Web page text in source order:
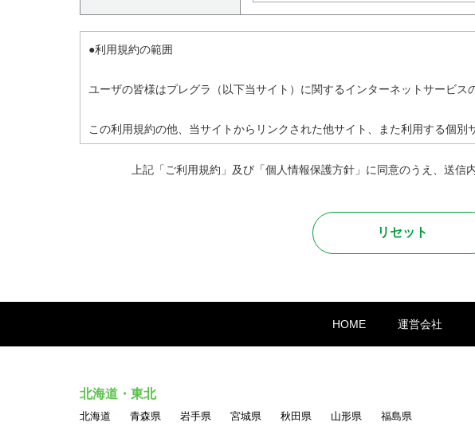
●利用規約の範囲
ユーザの皆様はプレグラ（以下当サイト）に関するインターネットサービ
この利用規約の他、当サイトからリンクされた他サイト、また利用する個
本サービス利用に関しまして、全てのユーザが法令に則って安全且つ快適
・サイト運営またはネットワーク・システムを妨害する行為
・他人の名誉、信用、プライバシー権、パブリシティ権、著作権、その他の
・民族・人種・性別・年齢等による差別につながる表現の掲載
上記「ご利用規約」及び「個人情報保護方針」に同意のうえ、送信
HOME 運営会社
北海道・東北
北海道 青森県 岩手県 宮城県 秋田県 山形県 福島県